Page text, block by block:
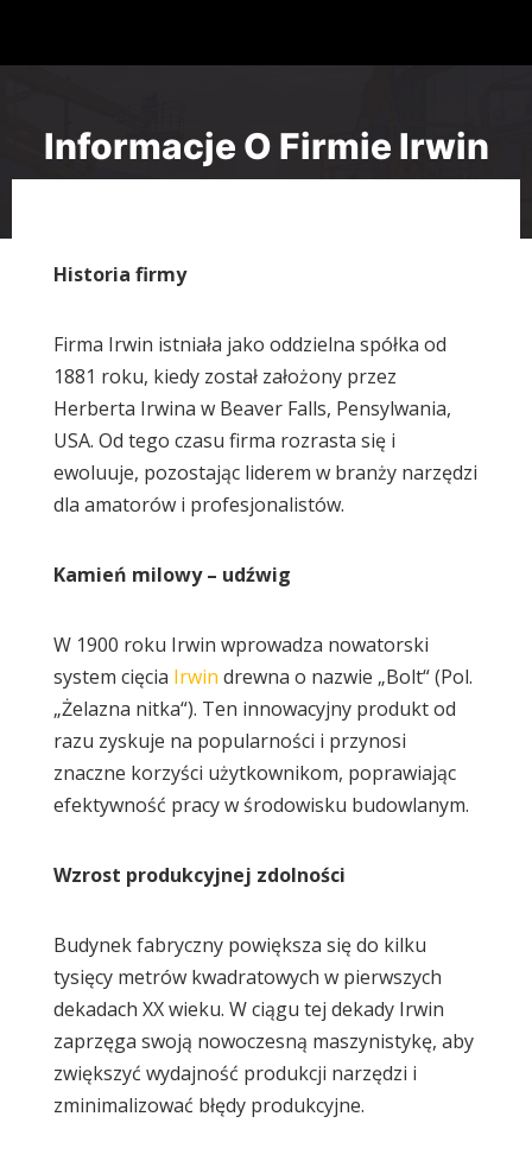
Informacje O Firmie Irwin
Historia firmy
Firma Irwin istniała jako oddzielna spółka od
1881 roku, kiedy został założony przez
Herberta Irwina w Beaver Falls, Pensylwania,
USA. Od tego czasu firma rozrasta się i
ewoluuje, pozostając liderem w branży narzędzi
dla amatorów i profesjonalistów.
Kamień milowy – udźwig
W 1900 roku Irwin wprowadza nowatorski
system cięcia Irwin drewna o nazwie „Bolt“ (Pol.
„Żelazna nitka“). Ten innowacyjny produkt od
razu zyskuje na popularności i przynosi
znaczne korzyści użytkownikom, poprawiając
efektywność pracy w środowisku budowlanym.
Wzrost produkcyjnej zdolności
Budynek fabryczny powiększa się do kilku
tysięcy metrów kwadratowych w pierwszych
dekadach XX wieku. W ciągu tej dekady Irwin
zaprzęga swoją nowoczesną maszynistykę, aby
zwiększyć wydajność produkcji narzędzi i
zminimalizować błędy produkcyjne.